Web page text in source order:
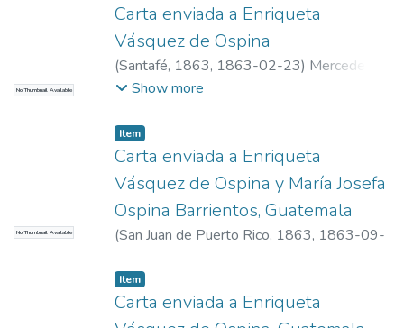
No Thumbnail Available
Carta enviada a Enriqueta
Vásquez de Ospina
(Santafé, 1863, 1863-02-23) Mercedes
del Niño Jesús
Show more
No Thumbnail Available
Item
Carta enviada a Enriqueta
Vásquez de Ospina y María Josefa
Ospina Barrientos, Guatemala
(San Juan de Puerto Rico, 1863, 1863-09-
Item
Carta enviada a Enriqueta